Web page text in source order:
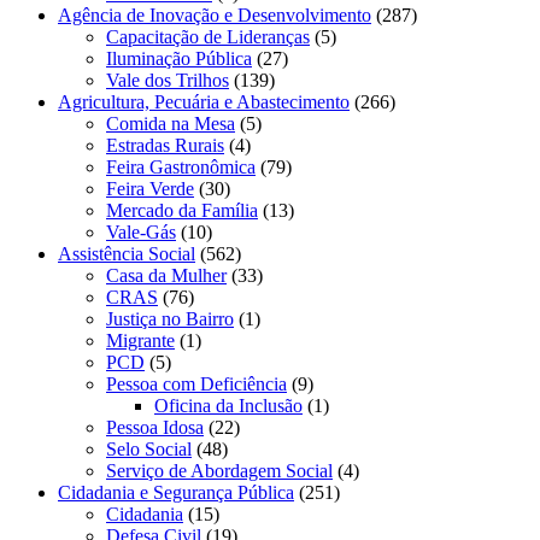
Agência de Inovação e Desenvolvimento (287)
Capacitação de Lideranças (5)
Iluminação Pública (27)
Vale dos Trilhos (139)
Agricultura, Pecuária e Abastecimento (266)
Comida na Mesa (5)
Estradas Rurais (4)
Feira Gastronômica (79)
Feira Verde (30)
Mercado da Família (13)
Vale-Gás (10)
Assistência Social (562)
Casa da Mulher(33)
CRAS (76)
Justiça no Bairro (1)
Migrante (1)
PCD (5)
Pessoa com Deficiência (9)
Oficina da Inclusão (1)
Pessoa Idosa (22)
Selo Social (48)
Serviço de Abordagem Social (4)
Cidadania e Segurança Pública (251)
Cidadania (15)
Defesa Civil (19)